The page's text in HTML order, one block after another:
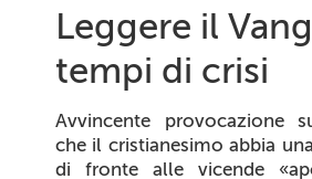
Leggere il
tempi di crisi
Avvincente provocazione
che il cristianesimo abbia
di fronte alle vicende